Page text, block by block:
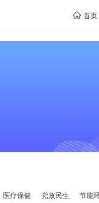
首页
医疗保健 党政民生 节能